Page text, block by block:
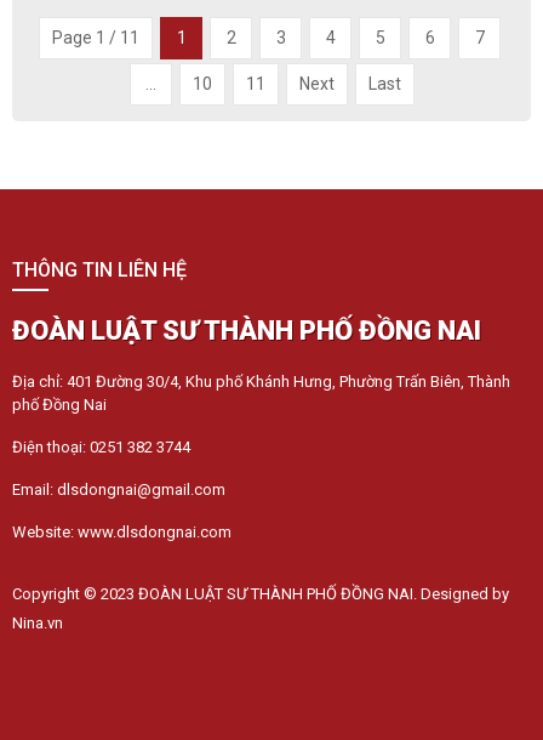
Page 1 / 11 1 2 3 4 5 6 7
... 10 11 Next Last
THÔNG TIN LIÊN HỆ
ĐOÀN LUẬT SƯ THÀNH PHỐ ĐỒNG NAI
Địa chỉ: 401 Đường 30/4, Khu phố Khánh Hưng, Phường Trấn Biên, Thành
phố Đồng Nai
Điện thoại: 0251 382 3744
Email: dlsdongnai@gmail.com
Website: www.dlsdongnai.com
Copyright © 2023 ĐOÀN LUẬT SƯ THÀNH PHỐ ĐỒNG NAI. Designed by
Nina.vn